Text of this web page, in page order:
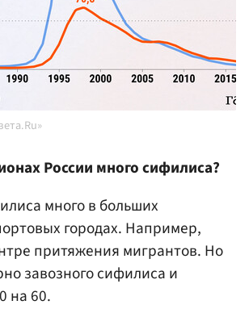
России много сифилиса?
много в больших
городах. Например,
притяжения мигрантов. Но
завозного сифилиса и
на 60.